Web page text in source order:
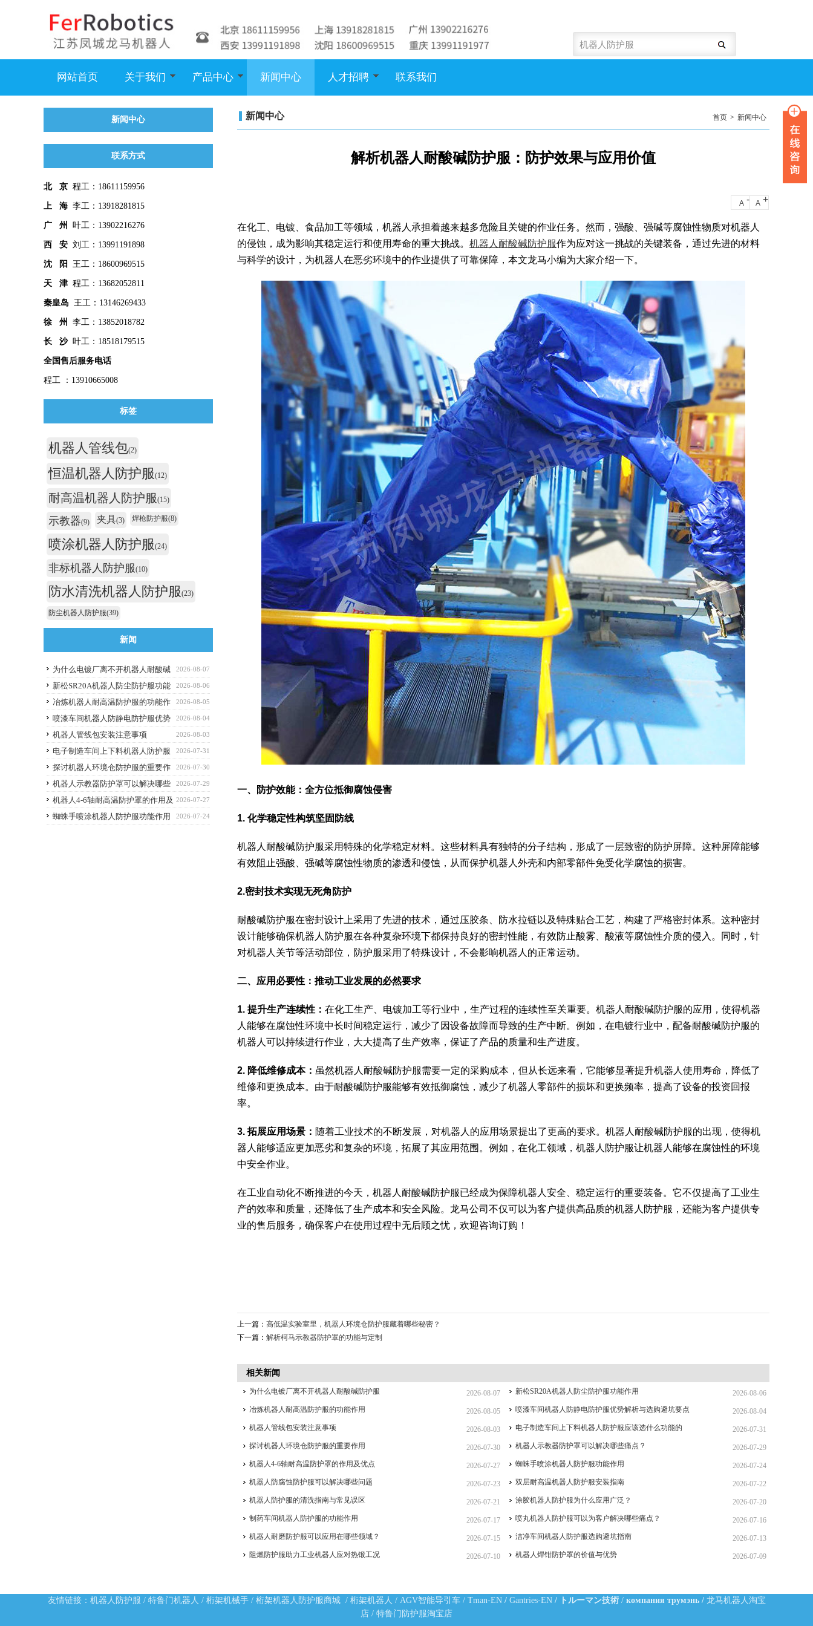
网站首页 关于我们 产品中心 新闻中心 人才招聘 联系我们
首页 > 新闻中心
新闻中心
解析机器人耐酸碱防护服：防护效果与应用价值
A - A +
在化工、电镀、食品加工等领域，机器人承担着越来越多危险且关键的作业任务。然而，强酸、强碱等腐蚀性物质对机器人
的侵蚀，成为影响其稳定运行和使用寿命的重大挑战。机器人耐酸碱防护服作为应对这一挑战的关键装备，通过先进的材料
与科学的设计，为机器人在恶劣环境中的作业提供了可靠保障，本文龙马小编为大家介绍一下。
一、 防护效能：全方位抵御腐蚀侵害
1. 化学稳定性构筑坚固防线
机器人耐酸碱防护服采用特殊的化学稳定材料。这些材料具有独特的分子结构，形成了一层致密的防护屏障。这种屏障能够
有效阻止强酸、强碱等腐蚀性物质的渗透和侵蚀，从而保护机器人外壳和内部零部件免受化学腐蚀的损害。
2.密封技术实现无死角防护
耐酸碱防护服在密封设计上采用了先进的技术，通过压胶条、防水拉链以及特殊贴合工艺，构建了严格密封体系。这种密封
设计能够确保机器人防护服在各种复杂环境下都保持良好的密封性能，有效防止酸雾、酸液等腐蚀性介质的侵入。同时，针
对机器人关节等活动部位，防护服采用了特殊设计，不会影响机器人的正常运动。
二、 应用必要性：推动工业发展的必然要求
1. 提升生产连续性：在化工生产、电镀加工等行业中，生产过程的连续性至关重要。机器人耐酸碱防护服的应用，使得机器
人能够在腐蚀性环境中长时间稳定运行，减少了因设备故障而导致的生产中断。例如，在电镀行业中，配备耐酸碱防护服的
机器人可以持续进行作业，大大提高了生产效率，保证了产品的质量和生产进度。
2. 降低维修成本： 虽然机器人耐酸碱防护服需要一定的采购成本，但从长远来看，它能够显著提升机器人使用寿命，降低了
维修和更换成本。由于耐酸碱防护服能够有效抵御腐蚀，减少了机器人零部件的损坏和更换频率，提高了设备的投资回报
率。
3. 拓展应用场景： 随着工业技术的不断发展，对机器人的应用场景提出了更高的要求。机器人耐酸碱防护服的出现，使得机
器人能够适应更加恶劣和复杂的环境，拓展了其应用范围。例如，在化工领域，机器人防护服让机器人能够在腐蚀性的环境
中安全作业。
在工业自动化不断推进的今天，机器人耐酸碱防护服已经成为保障机器人安全、稳定运行的重要装备。它不仅提高了工业生
产的效率和质量，还降低了生产成本和安全风险。龙马公司不仅可以为客户提供高品质的机器人防护服，还能为客户提供专
业的售后服务，确保客户在使用过程中无后顾之忧，欢迎咨询订购！
上一篇：高低温实验室里，机器人环境仓防护服藏着哪些秘密？
下一篇：解析柯马示教器防护罩的功能与定制
相关新闻
2026-08-07
为什么电镀厂离不开机器人耐酸碱防护服 2026-08-06
新松SR20A机器人防尘防护服功能作用
2026-08-05
冶炼机器人耐高温防护服的功能作用 2026-08-04
喷漆车间机器人防静电防护服优势解析与选购避坑要点
2026-08-03
机器人管线包安装注意事项 2026-07-31
电子制造车间上下料机器人防护服应该选什么功能的
2026-07-30
探讨机器人环境仓防护服的重要作用 2026-07-29
机器人示教器防护罩可以解决哪些痛点？
2026-07-27
机器人4-6轴耐高温防护罩的作用及优点 2026-07-24
蜘蛛手喷涂机器人防护服功能作用
2026-07-23
机器人防腐蚀防护服可以解决哪些问题 2026-07-22
双层耐高温机器人防护服安装指南
2026-07-21
机器人防护服的清洗指南与常见误区 2026-07-20
涂胶机器人防护服为什么应用广泛？
2026-07-17
制药车间机器人防护服的功能作用 2026-07-16
喷丸机器人防护服可以为客户解决哪些痛点？
2026-07-15
机器人耐磨防护服可以应用在哪些领域？ 2026-07-13
洁净车间机器人防护服选购避坑指南
2026-07-10
阻燃防护服助力工业机器人应对热锻工况 2026-07-09
机器人焊钳防护罩的价值与优势
新闻中心
联系方式
北 京 程工：18611159956
上 海 李工：13918281815
广 州 叶工：13902216276
西 安 刘工：13991191898
沈 阳 王工：18600969515
天 津 程工：13682052811
秦皇岛 王工：13146269433
徐 州 李工：13852018782
长 沙叶工：18518179515
全国售后服务电话
程工 ：13910665008
标签
机器人管线包(2)
恒温机器人防护服(12)
耐高温机器人防护服(15)
示教器(9) 夹具(3) 焊枪防护服(8)
喷涂机器人防护服(24)
非标机器人防护服(10)
防水清洗机器人防护服(23)
防尘机器人防护服(39)
新闻
2026-08-07
为什么电镀厂离不开机器人耐酸碱
防护服
2026-08-06
新松SR20A机器人防尘防护服功能
作用
2026-08-05
冶炼机器人耐高温防护服的功能作
用
2026-08-04
喷漆车间机器人防静电防护服优势
解析与选购避坑要点
2026-08-03
机器人管线包安装注意事项
2026-07-31
电子制造车间上下料机器人防护服
应该选什么功能的
2026-07-30
探讨机器人环境仓防护服的重要作
用
2026-07-29
机器人示教器防护罩可以解决哪些
痛点？
2026-07-27
机器人4-6轴耐高温防护罩的作用及
优点
2026-07-24
蜘蛛手喷涂机器人防护服功能作用
友情链接： 机器人防护服 / 特鲁门机器人 / 桁架机械手/ 桁架机器人防护服商城/ 桁架机器人 / AGV智能导引车/ Tman-EN/ Gantries-EN / トルーマン技術 / компания трумэнь/ 龙马机器人淘宝
店 / 特鲁门防护服淘宝店